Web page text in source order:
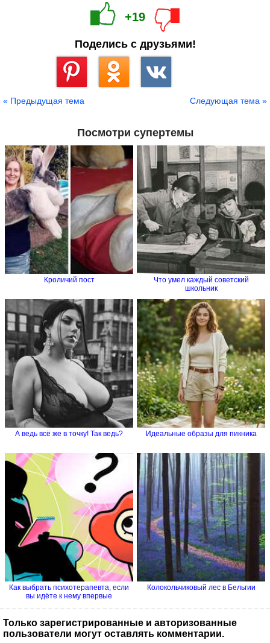
+19
Поделись с друзьями!
« Предыдущая тема Следующая тема »
Посмотри супертемы
Кроличий пост
Что умел каждый советский
школьник
А ведь всё же в точку! Так ведь? Идеальные образы для пикника
Как выбрать психотерапевта, если
вы идёте к нему впервые
Колокольчиковый лес в Бельгии
Только зарегистрированные и авторизованные
пользователи могут оставлять комментарии.